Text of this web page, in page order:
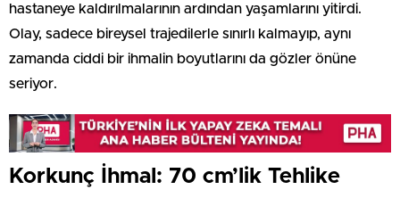
hastaneye kaldırılmalarının ardından yaşamlarını yitirdi.
Olay, sadece bireysel trajedilerle sınırlı kalmayıp, aynı
zamanda ciddi bir ihmalin boyutlarını da gözler önüne
seriyor.
Korkunç İhmal: 70 cm’lik Tehlike